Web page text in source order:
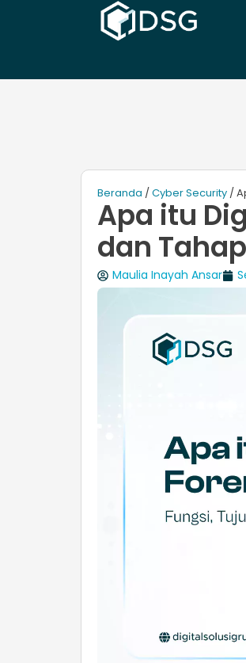
Beranda /Cyber Security /
Apa itu
dan
Maulia Inayah Ansar